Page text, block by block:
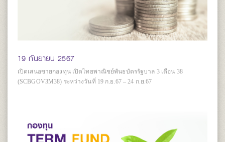
19 กันยายน 2567
เปิดเสนอขายกองทุน เปิดไทยพาณิชย์พันธบัตรรัฐบาล 3 เดือน 38
(SCBGOV3M38) ระหว่างวันที่ 19 ก.ย.67 – 24 ก.ย.67